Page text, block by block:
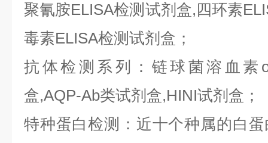
聚氰胺ELISA检测试剂盒,四环素
毒素ELISA检测试剂盒；
抗体检测系列：链球菌溶血素
盒,AQP-Ab类试剂盒,HINI试剂盒；
特种蛋白检测：近十个种属的白